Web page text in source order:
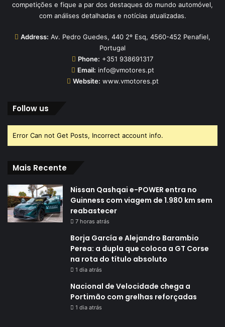
competições e fique a par dos destaques do mundo automóvel,
com análises detalhadas e notícias atualizadas.
Address: Av. Pedro Guedes, 440 2º Esq, 4560-452 Penafiel,
Portugal
Phone: +351 938691317
Email: info@vmotores.pt
Website: www.vmotores.pt
Follow us
Error Can not Get Posts, Incorrect account info.
Mais Recente
Nissan Qashqai e-POWER entra no
Guinness com viagem de 1.980 km sem
reabastecer
7 horas atrás
Borja García e Alejandro Barambio
Perea: a dupla que coloca a GT Corse
na rota do título absoluto
1 dia atrás
Nacional de Velocidade chega a
Portimão com grelhas reforçadas
1 dia atrás